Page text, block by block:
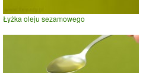
Łyżka oleju sezamowego